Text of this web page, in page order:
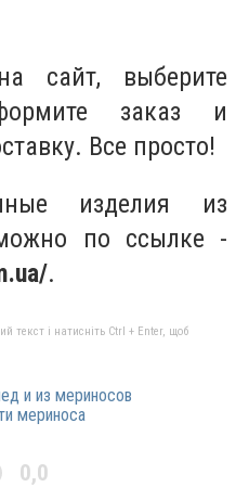
сайт, выберите
заказ и
Все просто!
изделия из
по ссылке -
.
текст і натисніть Ctrl + Enter, щоб
и из мериносов
мериноса
0,0